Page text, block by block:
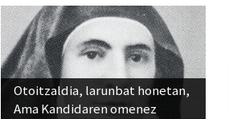
Otoitzaldia, larunbat honetan,
Ama Kandidaren omenez